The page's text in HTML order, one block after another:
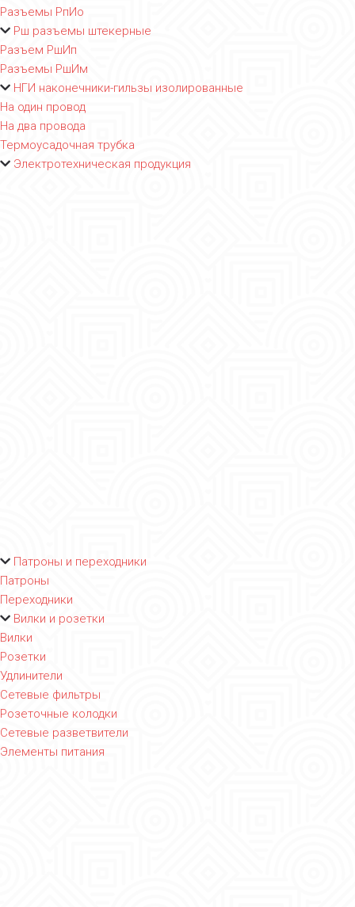
Разъемы РпИо
Рш разъемы штекерные
Разъем РшИп
Разъемы РшИм
НГИ наконечники-гильзы изолированные
На один провод
На два провода
Термоусадочная трубка
Электротехническая продукция
Патроны и переходники
Патроны
Переходники
Вилки и розетки
Вилки
Розетки
Удлинители
Сетевые фильтры
Розеточные колодки
Сетевые разветвители
Элементы питания